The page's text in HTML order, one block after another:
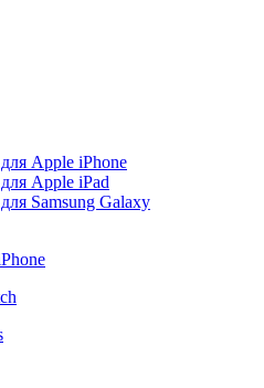
Apple iPhone
Apple iPad
Samsung Galaxy